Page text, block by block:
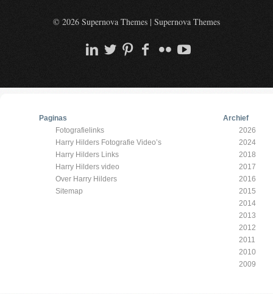
© 2026 Supernova Themes | Supernova Themes
Paginas
Fotografielinks
Harry Hilders Fotografie Video’s
Harry Hilders Links
Harry Hilders video
Over Harry Hilders
Sitemap
Archief
2026
2024
2018
2017
2016
2015
2014
2013
2012
2011
2010
2009